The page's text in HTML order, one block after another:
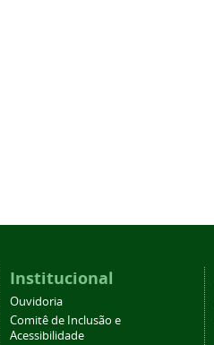
Institucional
Ouvidoria
Comitê de Inclusão e
Acessibilidade